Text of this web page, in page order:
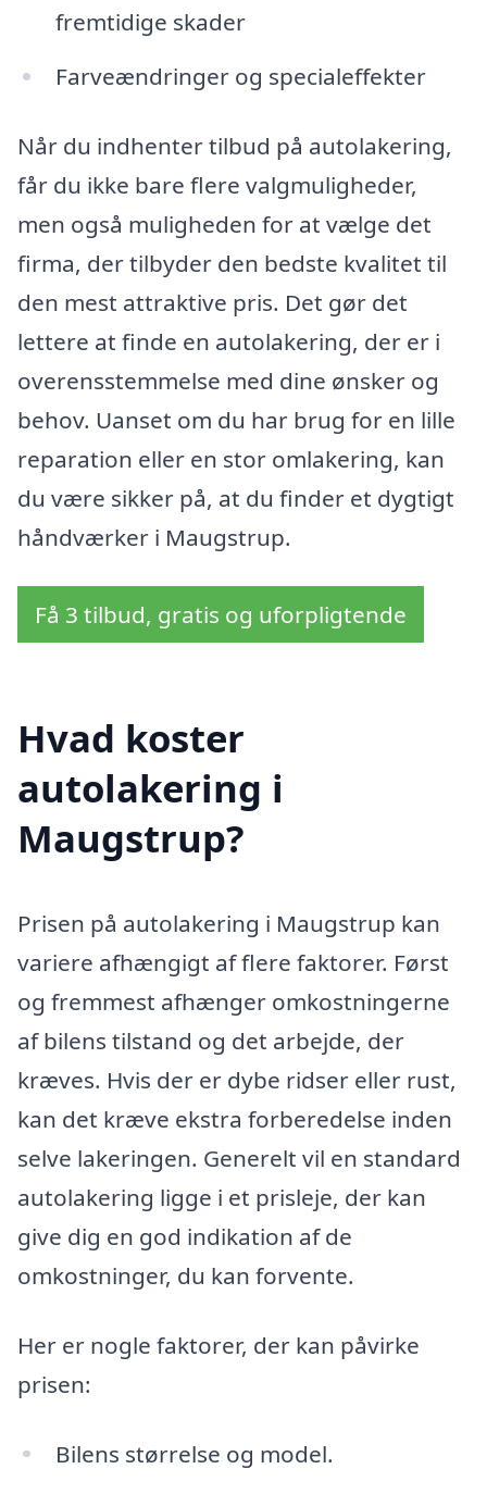
fremtidige skader
Farveændringer og specialeffekter
Når du indhenter tilbud på autolakering,
får du ikke bare flere valgmuligheder,
men også muligheden for at vælge det
firma, der tilbyder den bedste kvalitet til
den mest attraktive pris. Det gør det
lettere at finde en autolakering, der er i
overensstemmelse med dine ønsker og
behov. Uanset om du har brug for en lille
reparation eller en stor omlakering, kan
du være sikker på, at du finder et dygtigt
håndværker i Maugstrup.
Få 3 tilbud, gratis og uforpligtende
Hvad koster
autolakering i
Maugstrup?
Prisen på autolakering i Maugstrup kan
variere afhængigt af flere faktorer. Først
og fremmest afhænger omkostningerne
af bilens tilstand og det arbejde, der
kræves. Hvis der er dybe ridser eller rust,
kan det kræve ekstra forberedelse inden
selve lakeringen. Generelt vil en standard
autolakering ligge i et prisleje, der kan
give dig en god indikation af de
omkostninger, du kan forvente.
Her er nogle faktorer, der kan påvirke
prisen:
Bilens størrelse og model.